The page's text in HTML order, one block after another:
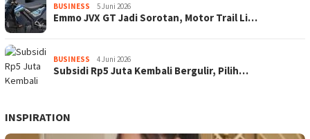
BUSINESS 5 Juni 2026
Emmo JVX GT Jadi Sorotan, Motor Trail Li…
BUSINESS 4 Juni 2026
Subsidi Rp5 Juta Kembali Bergulir, Pilih…
INSPIRATION